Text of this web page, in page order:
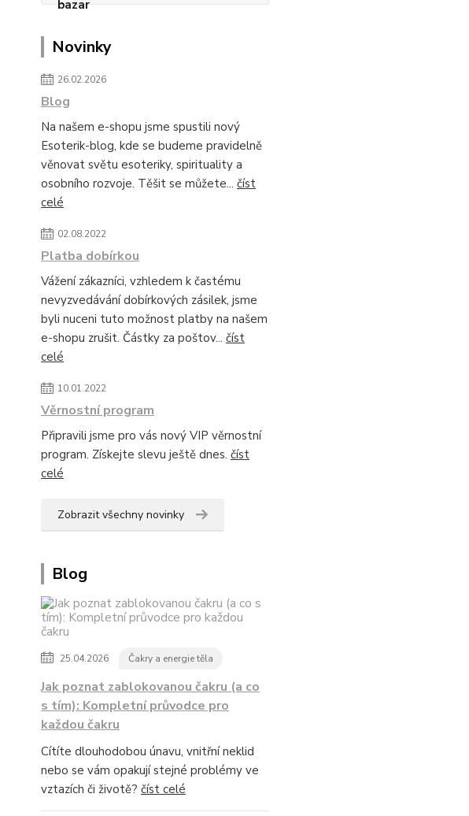
Novinky
26.02.2026
Blog
Na našem e-shopu jsme spustili nový
Esoterik-blog, kde se budeme pravidelně
věnovat světu esoteriky, spirituality a
osobního rozvoje. Těšit se můžete... číst
celé
02.08.2022
Platba dobírkou
Vážení zákazníci, vzhledem k častému
nevyzvedávání dobírkových zásilek, jsme
byli nuceni tuto možnost platby na našem
e-shopu zrušit. Částky za poštov... číst
celé
10.01.2022
Věrnostní program
Připravili jsme pro vás nový VIP věrnostní
program. Získejte slevu ještě dnes. číst
celé
Zobrazit všechny novinky
Blog
25.04.2026 Čakry a energie těla
Jak poznat zablokovanou čakru (a co
s tím): Kompletní průvodce pro
každou čakru
Cítíte dlouhodobou únavu, vnitřní neklid
nebo se vám opakují stejné problémy ve
vztazích či životě? číst celé